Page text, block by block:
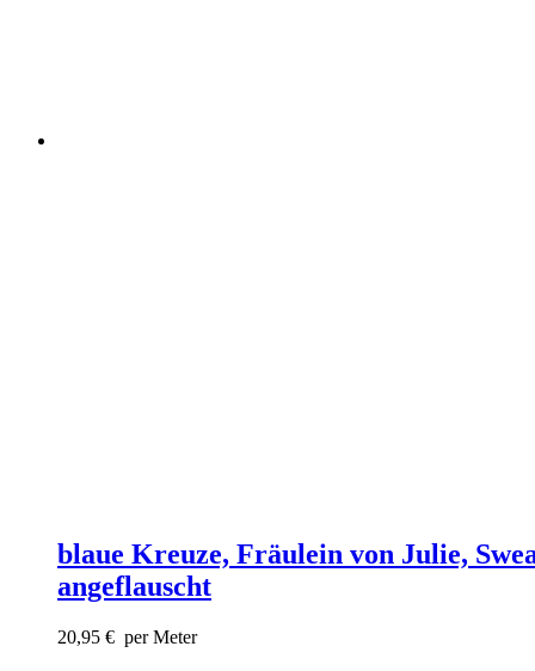
blaue Kreuze, Fräulein von Julie,
angeflauscht
20,95 € per Meter